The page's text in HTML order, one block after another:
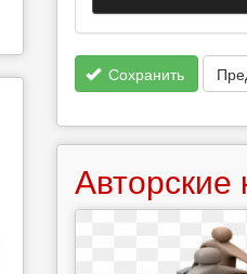
Сохранить
Авторские